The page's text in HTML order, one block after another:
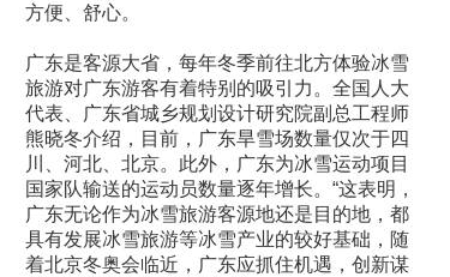
方便、舒心。
广东是客源大省，每年冬季前往北方体验冰雪
旅游对广东游客有着特别的吸引力。全国人大
代表、广东省城乡规划设计研究院副总工程师
熊晓冬介绍，目前，广东旱雪场数量仅次于四
川、河北、北京。此外，广东为冰雪运动项目
国家队输送的运动员数量逐年增长。“这表明，
广东无论作为冰雪旅游客源地还是目的地，都
具有发展冰雪旅游等冰雪产业的较好基础，随
着北京冬奥会临近，广东应抓住机遇，创新谋